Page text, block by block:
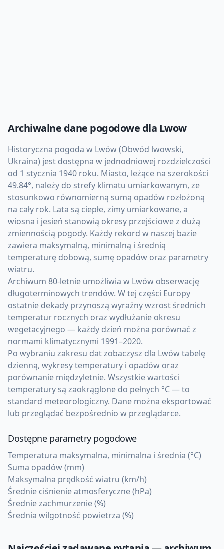
Archiwalne dane pogodowe dla Lwow
Historyczna pogoda w Lwów (Obwód lwowski,
Ukraina) jest dostępna w jednodniowej rozdzielczości
od 1 stycznia 1940 roku. Miasto, leżące na szerokości
49.84°, należy do strefy klimatu umiarkowanym, ze
stosunkowo równomierną sumą opadów rozłożoną
na cały rok. Lata są ciepłe, zimy umiarkowane, a
wiosna i jesień stanowią okresy przejściowe z dużą
zmiennością pogody. Każdy rekord w naszej bazie
zawiera maksymalną, minimalną i średnią
temperaturę dobową, sumę opadów oraz parametry
wiatru.
Archiwum 80-letnie umożliwia w Lwów obserwację
długoterminowych trendów. W tej części Europy
ostatnie dekady przynoszą wyraźny wzrost średnich
temperatur rocznych oraz wydłużanie okresu
wegetacyjnego — każdy dzień można porównać z
normami klimatycznymi 1991–2020.
Po wybraniu zakresu dat zobaczysz dla Lwów tabelę
dzienną, wykresy temperatury i opadów oraz
porównanie międzyletnie. Wszystkie wartości
temperatury są zaokrąglone do pełnych °C — to
standard meteorologiczny. Dane można eksportować
lub przeglądać bezpośrednio w przeglądarce.
Dostępne parametry pogodowe
Temperatura maksymalna, minimalna i średnia (°C)
Suma opadów (mm)
Maksymalna prędkość wiatru (km/h)
Średnie ciśnienie atmosferyczne (hPa)
Średnie zachmurzenie (%)
Średnia wilgotność powietrza (%)